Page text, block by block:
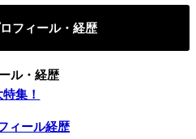
フィール・経歴
ル・経歴
集！
ィール経歴